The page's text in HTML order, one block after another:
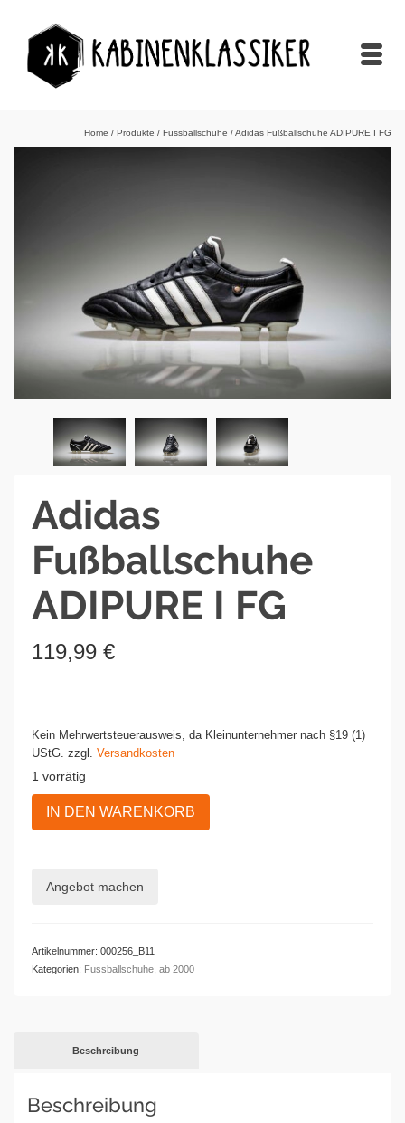
Home / Produkte / Fussballschuhe /Adidas Fußballschuhe ADIPURE I FG
Adidas
Fußballschuhe
ADIPURE I FG
119,99 €
Kein Mehrwertsteuerausweis, da Kleinunternehmer nach §19 (1)
UStG. zzgl. Versandkosten
1 vorrätig
Fußballschuhe
Menge
IN DEN WARENKORB
Angebot machen
Artikelnummer: 000256_B11
Kategorien: Fussballschuhe ab 2000
Beschreibung
Beschreibung